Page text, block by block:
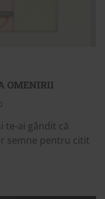
OMENIRII
te-ai gândit că
semne pentru citit